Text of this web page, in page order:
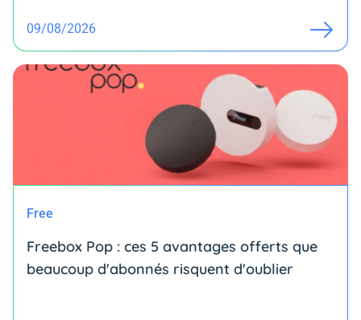
09/08/2026
Free
Freebox Pop : ces 5 avantages offerts que
beaucoup d'abonnés risquent d'oublier